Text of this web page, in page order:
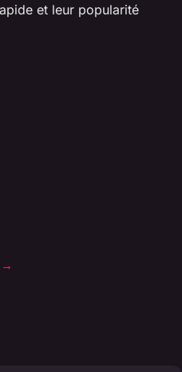
et leur popularité
→